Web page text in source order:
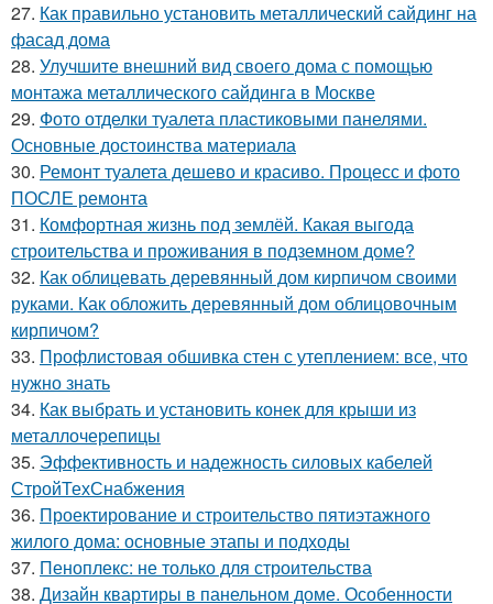
27. Как правильно установить металлический сайдинг на
фасад дома
28. Улучшите внешний вид своего дома с помощью
монтажа металлического сайдинга в Москве
29. Фото отделки туалета пластиковыми панелями.
Основные достоинства материала
30. Ремонт туалета дешево и красиво. Процесс и фото
ПОСЛЕ ремонта
31. Комфортная жизнь под землёй. Какая выгода
строительства и проживания в подземном доме?
32. Как облицевать деревянный дом кирпичом своими
руками. Как обложить деревянный дом облицовочным
кирпичом?
33. Профлистовая обшивка стен с утеплением: все, что
нужно знать
34. Как выбрать и установить конек для крыши из
металлочерепицы
35. Эффективность и надежность силовых кабелей
СтройТехСнабжения
36. Проектирование и строительство пятиэтажного
жилого дома: основные этапы и подходы
37. Пеноплекс: не только для строительства
38. Дизайн квартиры в панельном доме. Особенности